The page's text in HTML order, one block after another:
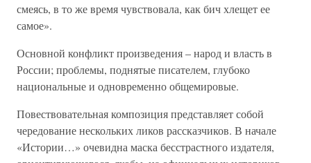
смеясь, в то же время чувствовала, как бич хлещет ее
самое».
Основной конфликт произведения – народ и власть в
России; проблемы, поднятые писателем, глубоко
национальные и одновременно общемировые.
Повествовательная композиция представляет собой
чередование нескольких ликов рассказчиков. В начале
«Истории…» очевидна маска бесстрастного издателя,